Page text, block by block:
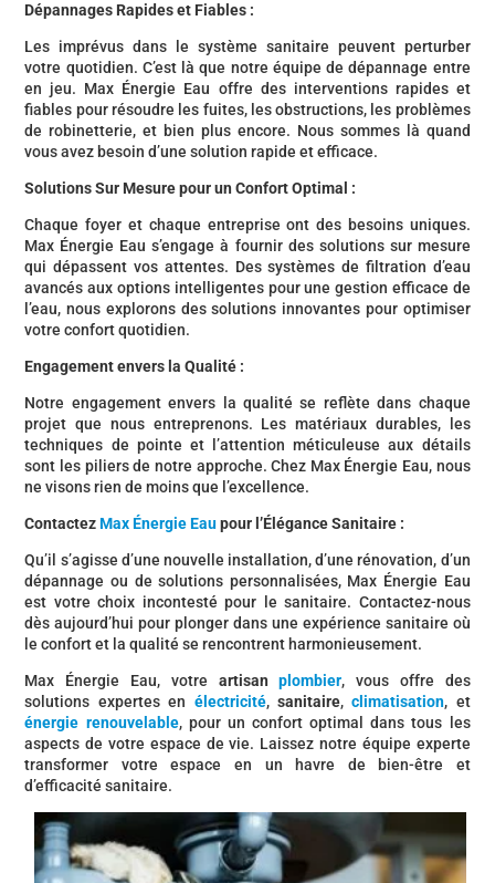
Dépannages Rapides et Fiables :
Les imprévus dans le système sanitaire peuvent perturber
votre quotidien. C’est là que notre équipe de dépannage entre
en jeu. Max Énergie Eau offre des interventions rapides et
fiables pour résoudre les fuites, les obstructions, les problèmes
de robinetterie, et bien plus encore. Nous sommes là quand
vous avez besoin d’une solution rapide et efficace.
Solutions Sur Mesure pour un Confort Optimal :
Chaque foyer et chaque entreprise ont des besoins uniques.
Max Énergie Eau s’engage à fournir des solutions sur mesure
qui dépassent vos attentes. Des systèmes de filtration d’eau
avancés aux options intelligentes pour une gestion efficace de
l’eau, nous explorons des solutions innovantes pour optimiser
votre confort quotidien.
Engagement envers la Qualité :
Notre engagement envers la qualité se reflète dans chaque
projet que nous entreprenons. Les matériaux durables, les
techniques de pointe et l’attention méticuleuse aux détails
sont les piliers de notre approche. Chez Max Énergie Eau, nous
ne visons rien de moins que l’excellence.
ContactezMax Énergie Eaupour l’Élégance Sanitaire :
Qu’il s’agisse d’une nouvelle installation, d’une rénovation, d’un
dépannage ou de solutions personnalisées, Max Énergie Eau
est votre choix incontesté pour le sanitaire. Contactez-nous
dès aujourd’hui pour plonger dans une expérience sanitaire où
le confort et la qualité se rencontrent harmonieusement.
Max Énergie Eau, votre artisanplombier, vous offre des
solutions expertes en électricité, sanitaire,climatisation, et
énergie renouvelable, pour un confort optimal dans tous les
aspects de votre espace de vie. Laissez notre équipe experte
transformer votre espace en un havre de bien-être et
d’efficacité sanitaire.